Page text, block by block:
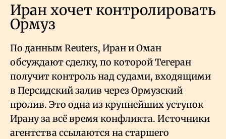
Иран хочет контролировать
Ормуз
По данным Reuters, Иран и Оман
обсуждают сделку, по которой Тегеран
получит контроль над судами, входящими
в Персидский залив через Ормузский
пролив. Это одна из крупнейших уступок
Ирану за всё время конфликта. Источники
агентства ссылаются на старшего